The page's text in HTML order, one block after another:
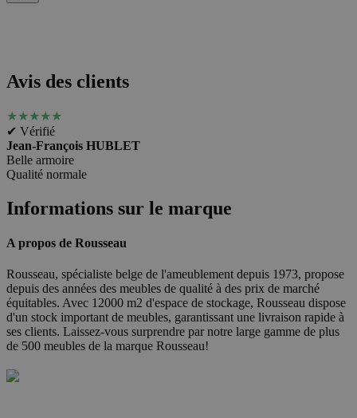
Avis des clients
★★★★★
✔ Vérifié
Jean-François HUBLET
Belle armoire
Qualité normale
Informations sur le marque
A propos de Rousseau
Rousseau, spécialiste belge de l'ameublement depuis 1973, propose
depuis des années des meubles de qualité à des prix de marché
équitables. Avec 12000 m2 d'espace de stockage, Rousseau dispose
d'un stock important de meubles, garantissant une livraison rapide à
ses clients. Laissez-vous surprendre par notre large gamme de plus
de 500 meubles de la marque Rousseau!